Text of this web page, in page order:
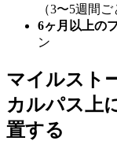
（3〜5週間ご
6ヶ月以上の
ン
マイルスト
カルパス上
置する